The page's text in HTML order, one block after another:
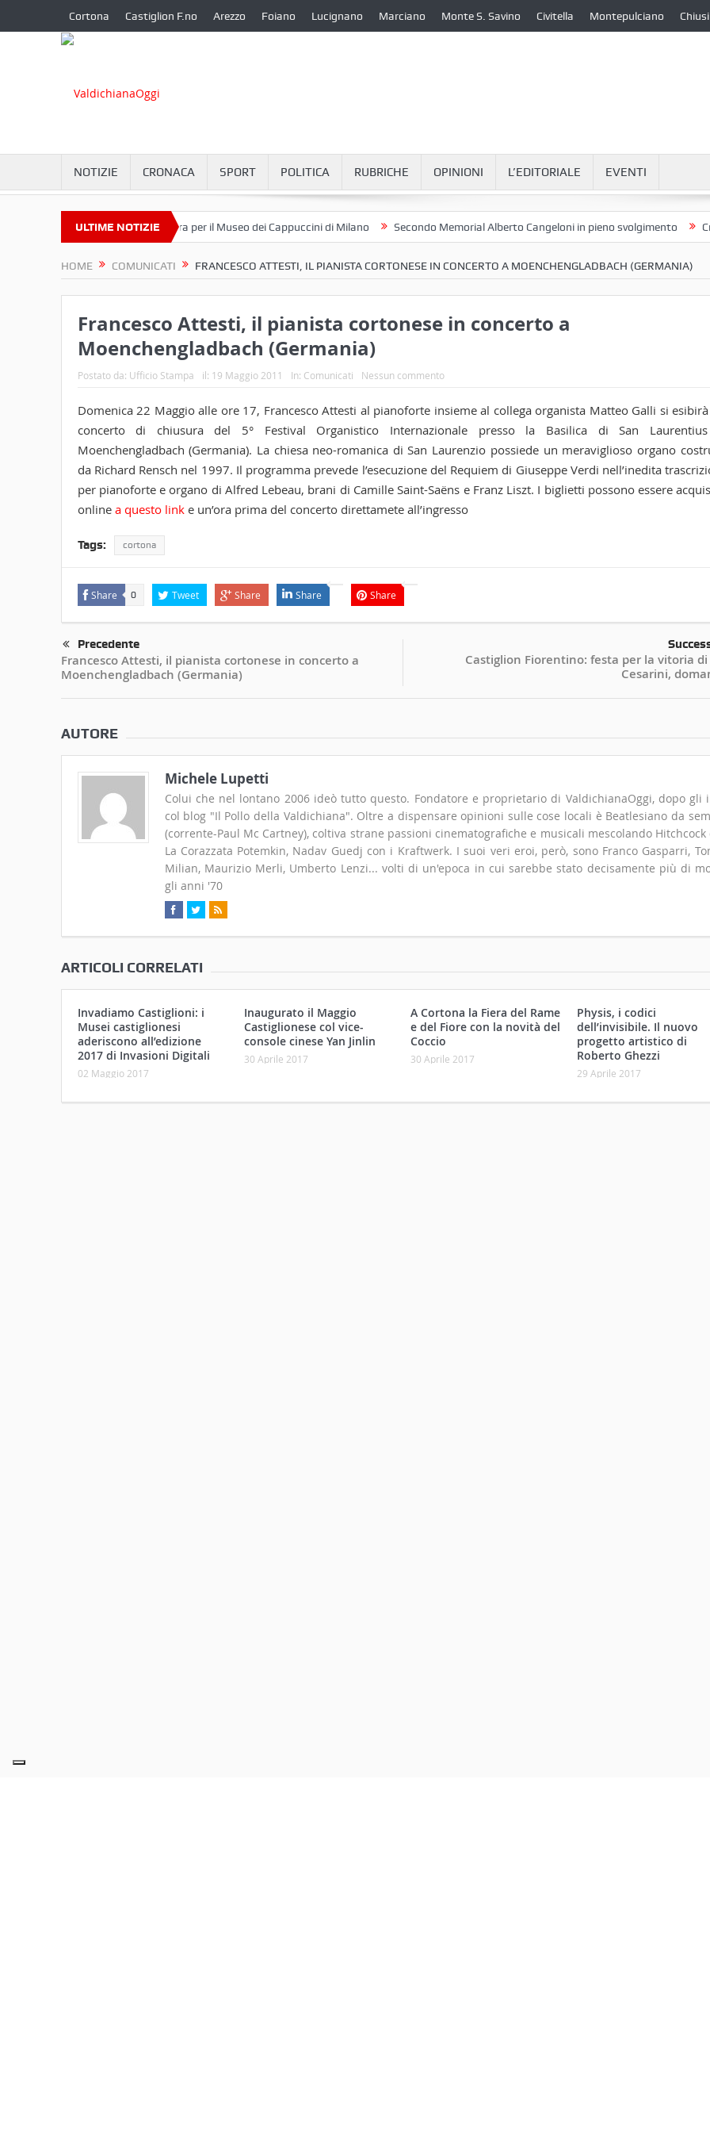
Cortona Castiglion F.no Arezzo Foiano Lucignano Marciano Monte S. Savino Civitella Montepulciano Chiusi
NOTIZIE CRONACA SPORT POLITICA RUBRICHE OPINIONI L’EDITORIALE EVENTI
ULTIME NOTIZIE
lascia il Convento di S. Chiara per il Museo dei Cappuccini di Milano Secondo Memorial Alberto Cangeloni in pieno svolgimento
HOME COMUNICATI FRANCESCO ATTESTI, IL PIANISTA CORTONESE IN CONCERTO A MOENCHENGLADBACH (GERMANIA)
Francesco Attesti, il pianista cortonese in concerto a
Moenchengladbach (Germania)
Postato da: Ufficio Stampa il: 19 Maggio 2011 In: Comunicati Nessun commento
Domenica 22 Maggio alle ore 17, Francesco Attesti al pianoforte insieme al collega organista Matteo Galli si
concerto di chiusura del 5° Festival Organistico Internazionale presso la Basilica di San
Moenchengladbach (Germania). La chiesa neo-romanica di San Laurenzio possiede un meraviglioso organo
da Richard Rensch nel 1997. Il programma prevede l’esecuzione del Requiem di Giuseppe Verdi nell’inedita
per pianoforte e organo di Alfred Lebeau, brani di Camille Saint-Saëns e Franz Liszt. I biglietti possono essere
online a questo linke un’ora prima del concerto direttamete all’ingresso
Tags: cortona
Share 0 Tweet Share Share Share
Precedente
Francesco Attesti, il pianista cortonese in concerto a
Moenchengladbach (Germania)
Castiglion Fiorentino: festa per la vitoria di
Cesarini,
AUTORE
Michele Lupetti
Colui che nel lontano 2006 ideò tutto questo. Fondatore e proprietario di ValdichianaOggi, dopo gli
col blog "Il Pollo della Valdichiana". Oltre a dispensare opinioni sulle cose locali è Beatlesiano da
(corrente-Paul Mc Cartney), coltiva strane passioni cinematografiche e musicali mescolando Hitchcock
La Corazzata Potemkin, Nadav Guedj con i Kraftwerk. I suoi veri eroi, però, sono Franco Gasparri,
Milian, Maurizio Merli, Umberto Lenzi... volti di un'epoca in cui sarebbe stato decisamente più di
gli anni '70
ARTICOLI CORRELATI
Invadiamo Castiglioni: i
Musei castiglionesi
aderiscono all’edizione
2017 di Invasioni Digitali
02 Maggio 2017
Inaugurato il Maggio
Castiglionese col vice-
console cinese Yan Jinlin
30 Aprile 2017
A Cortona la Fiera del Rame
e del Fiore con la novità del
Coccio
30 Aprile 2017
Physis, i codici
dell’invisibile. Il nuovo
progetto artistico di
Roberto Ghezzi
29 Aprile 2017